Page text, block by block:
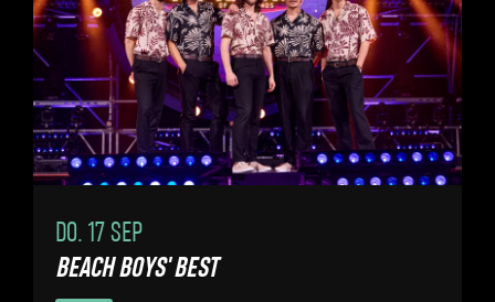
DO. 17 SEP
BEACH BOYS' BEST